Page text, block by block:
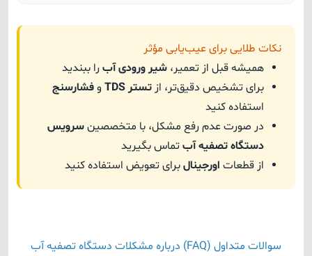
نکات طلایی برای عیب‌یابی مؤثر
همیشه قبل از تعمیر، شیر ورودی آبرا ببندید
برای تشخیص دقیق‌تر، از تستر TDS وفشارسنج
استفاده کنید
در صورت عدم رفع مشکل، با متخصصینسرویس
دستگاه تصفیه آبتماس بگیرید
از قطعات اورجینالبرای تعویض استفاده کنید
سوالات متداول (FAQ) درباره مشکلات دستگاه تصفیه آب